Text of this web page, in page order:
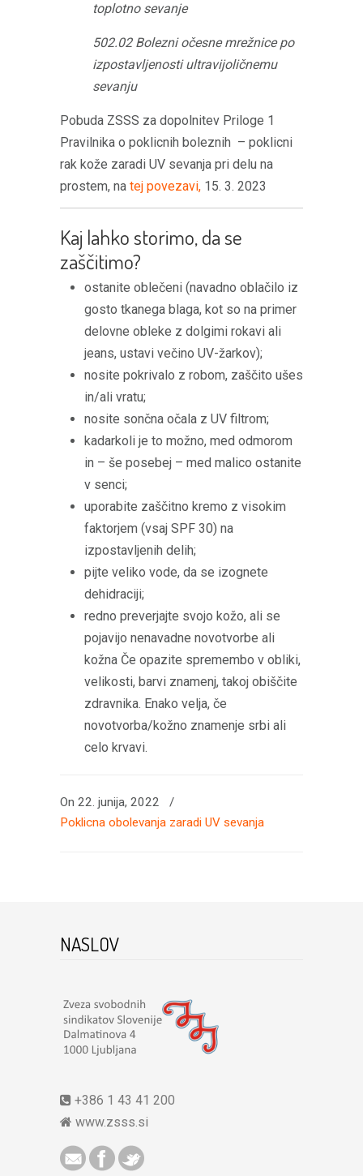
toplotno sevanje
502.02 Bolezni očesne mrežnice po
izpostavljenosti ultravijoličnemu
sevanju
Pobuda ZSSS za dopolnitev Priloge 1
Pravilnika o poklicnih boleznih – poklicni
rak kože zaradi UV sevanja pri delu na
prostem, na tej povezavi, 15. 3. 2023
Kaj lahko storimo, da se
zaščitimo?
ostanite oblečeni (navadno oblačilo iz
gosto tkanega blaga, kot so na primer
delovne obleke z dolgimi rokavi ali
jeans, ustavi večino UV-žarkov);
nosite pokrivalo z robom, zaščito ušes
in/ali vratu;
nosite sončna očala z UV filtrom;
kadarkoli je to možno, med odmorom
in – še posebej – med malico ostanite
v senci;
uporabite zaščitno kremo z visokim
faktorjem (vsaj SPF 30) na
izpostavljenih delih;
pijte veliko vode, da se izognete
dehidraciji;
redno preverjajte svojo kožo, ali se
pojavijo nenavadne novotvorbe ali
kožna Če opazite spremembo v obliki,
velikosti, barvi znamenj, takoj obiščite
zdravnika. Enako velja, če
novotvorba/kožno znamenje srbi ali
celo krvavi.
On 22. junija, 2022
/
Poklicna obolevanja zaradi UV sevanja
NASLOV
+386 1 43 41 200
www.zsss.si